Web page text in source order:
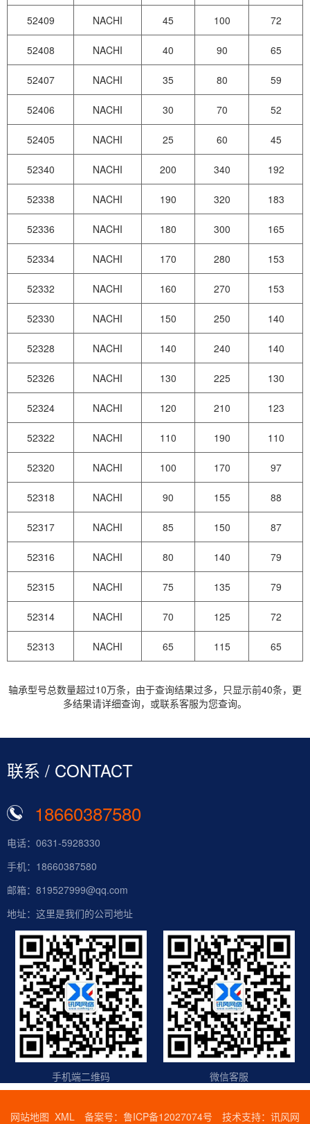
52409 NACHI 45 100 72
52408 NACHI 40 90 65
52407 NACHI 35 80 59
52406 NACHI 30 70 52
52405 NACHI 25 60 45
52340 NACHI 200 340 192
52338 NACHI 190 320 183
52336 NACHI 180 300 165
52334 NACHI 170 280 153
52332 NACHI 160 270 153
52330 NACHI 150 250 140
52328 NACHI 140 240 140
52326 NACHI 130 225 130
52324 NACHI 120 210 123
52322 NACHI 110 190 110
52320 NACHI 100 170 97
52318 NACHI 90 155 88
52317 NACHI 85 150 87
52316 NACHI 80 140 79
52315 NACHI 75 135 79
52314 NACHI 70 125 72
52313 NACHI 65 115 65
轴承型号总数量超过10万条，由于查询结果过多，只显示前40条，更
多结果请详细查询，或联系客服为您查询。
联系 / CONTACT
18660387580
电话：0631-5928330
手机：18660387580
邮箱：819527999@qq.com
地址：这里是我们的公司地址
手机端二维码 微信客服
网站地图 XML 备案号： 鲁ICP备12027074号 技术支持： 讯风网